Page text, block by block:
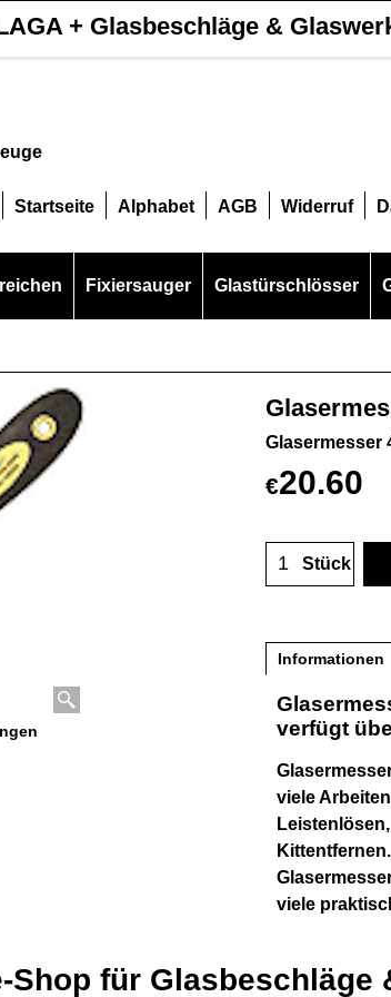
+ Glasbeschläge &
Startseite Alphabet AGB Widerruf
Fixiersauger Glastürschlösser
Glasermesser
€20.60
Stück
Informationen
verfügt
viele
viele
Shop für Glasbeschläge